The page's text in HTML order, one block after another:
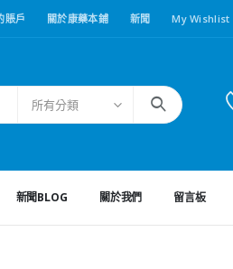
賬戶 關於康藥本鋪 新聞 My Wishlist
所有分類
新聞BLOG 關於我們 留言板